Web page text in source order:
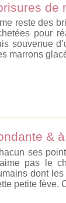
de
me reste des
pour
souvenue
marrons
&
ses
pas le
dont
petite fève.